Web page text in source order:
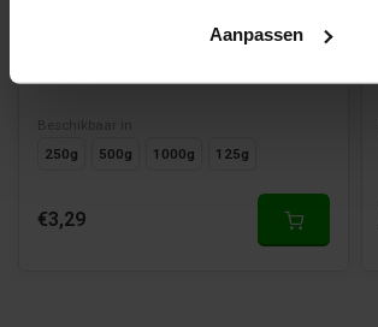
Aanpassen
Beschikbaar in
250g
500g 1000g 125g
€3,29